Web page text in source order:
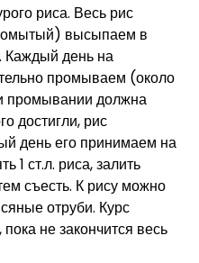
риса. Весь рис
высыпаем в
Каждый день на
промываем (около
промывании должна
достигли, рис
день его принимаем на
1 ст.л. риса, залить
съесть. К рису можно
отруби. Курс
не закончится весь